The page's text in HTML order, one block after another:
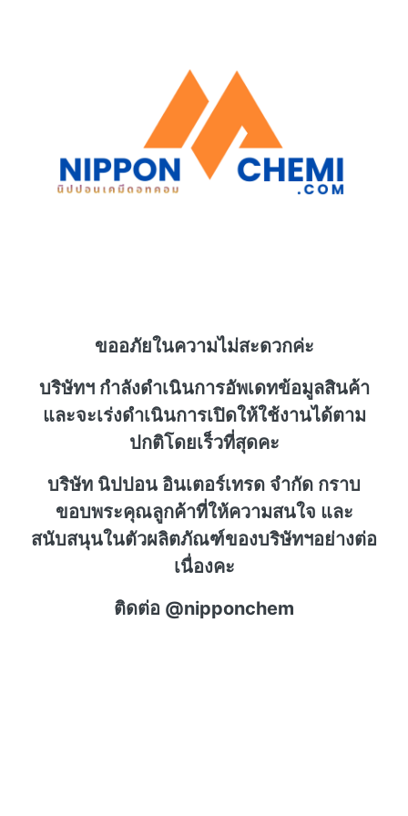
ขออภัยในความไม่สะดวกค่ะ
บริษัทฯ กำลังดำเนินการอัพเดทข้อมูลสินค้า
และจะเร่งดำเนินการเปิดให้ใช้งานได้ตาม
ปกติโดยเร็วที่สุดคะ
บริษัท นิปปอน อินเตอร์เทรด จำกัด กราบ
ขอบพระคุณลูกค้าที่ให้ความสนใจ และ
สนับสนุนในตัวผลิตภัณฑ์ของบริษัทฯอย่างต่อ
เนื่องคะ
ติดต่อ @nipponchem